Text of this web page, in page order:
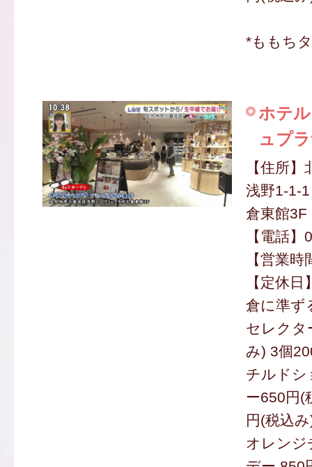
*ももち
ホテ
ュプ
【住所
浅野1-1-
倉東館3F
【電話
【営業
【定休
倉に準ず
セレクタ
み) 3個
チルドシ
ー650円(
円(税込
オレンジ